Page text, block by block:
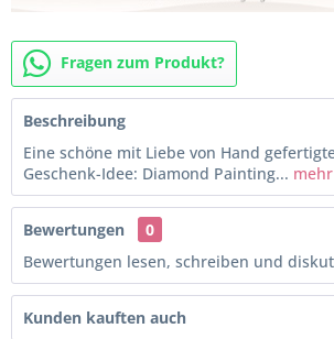
Fragen zum Produkt?
Beschreibung
Eine schöne mit Liebe von Hand
Geschenk-Idee: Diamond Painting... mehr
Bewertungen
0
Bewertungen lesen, schreiben und
Kunden kauften auch